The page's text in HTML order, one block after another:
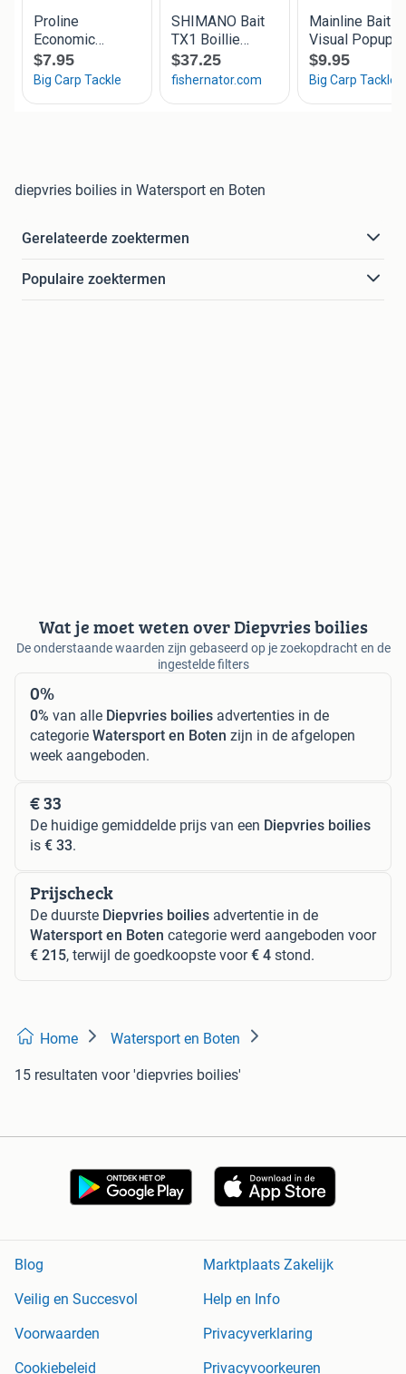
diepvries boilies in Watersport en Boten
Gerelateerde zoektermen
Populaire zoektermen
Wat je moet weten over Diepvries boilies
De onderstaande waarden zijn gebaseerd op je zoekopdracht en de
ingestelde filters
0%
0% van alle Diepvries boilies advertenties in de
categorie Watersport en Boten zijn in de afgelopen
week aangeboden.
€ 33
De huidige gemiddelde prijs van een Diepvries boilies
is € 33.
Prijscheck
De duurste Diepvries boilies advertentie in de
Watersport en Boten categorie werd aangeboden voor
€ 215, terwijl de goedkoopste voor€ 4 stond.
Home Watersport en Boten
15 resultaten voor 'diepvries boilies'
Blog
Marktplaats Zakelijk
Veilig en Succesvol
Help en Info
Voorwaarden
Privacyverklaring
Cookiebeleid
Privacyvoorkeuren